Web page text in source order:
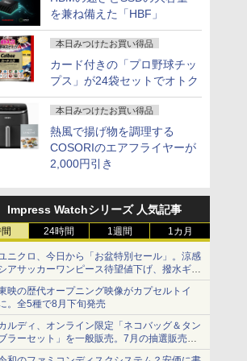
を兼ね備えた「HBF」
本日みつけたお買い得品
カード付きの「プロ野球チッ
プス」が24袋セットでオトク
本日みつけたお買い得品
熱風で揚げ物を調理する
COSORIのエアフライヤーが
2,000円引き
Impress Watchシリーズ 人気記事
24時間 1週間 1カ月
ニクロ、今日から「お盆特別セール」。涼感
アサッカーワンピース待望値下げ、撥水ギア
ョーツは1990円に
映の歴代オープニング映像がカプセルトイ
。全5種で8月下旬発売
ルディ、オンライン限定「ネコバッグ＆タン
ラーセット」を一般販売。7月の抽選販売の
選無効分